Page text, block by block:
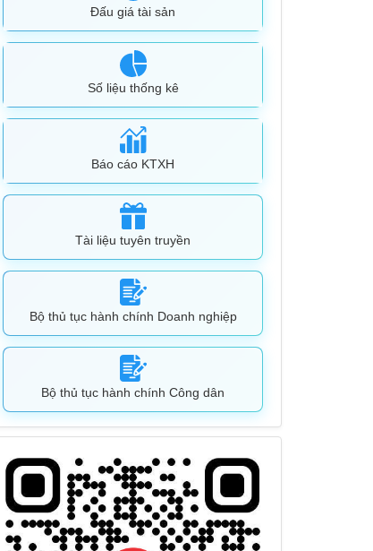
Đấu giá tài sản
Số liệu thống kê
Báo cáo KTXH
Tài liệu tuyên truyền
Bộ thủ tục hành chính Doanh nghiệp
Bộ thủ tục hành chính Công dân